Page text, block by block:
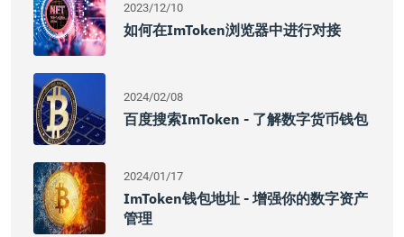
2023/12/10
如何在imToken浏览器中进行对接
2024/02/08
百度搜索imToken - 了解数字货币钱包
2024/01/17
ImToken钱包地址 - 增强你的数字资产
管理